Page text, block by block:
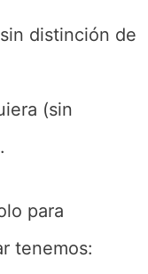
distinción de
(sin
para
tenemos: